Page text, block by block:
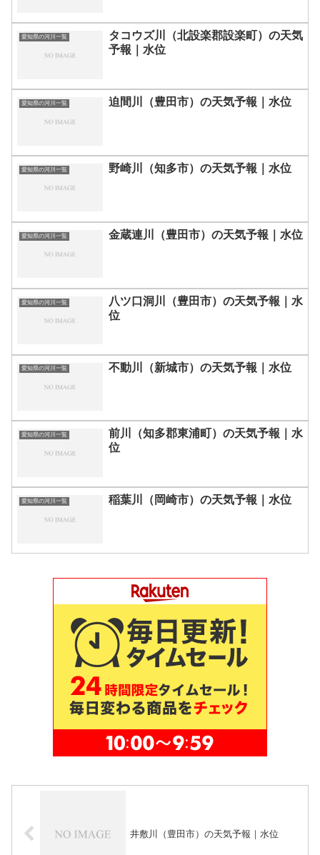
愛知県の河川一覧
タコウズ川（北設楽郡設楽町）の天気
予報｜水位
愛知県の河川一覧 迫間川（豊田市）の天気予報｜水位
愛知県の河川一覧 野崎川（知多市）の天気予報｜水位
愛知県の河川一覧 金蔵連川（豊田市）の天気予報｜水位
愛知県の河川一覧
八ツ口洞川（豊田市）の天気予報｜水
位
愛知県の河川一覧 不動川（新城市）の天気予報｜水位
愛知県の河川一覧
前川（知多郡東浦町）の天気予報｜水
位
愛知県の河川一覧 稲葉川（岡崎市）の天気予報｜水位
井敷川（豊田市）の天気予報｜水位